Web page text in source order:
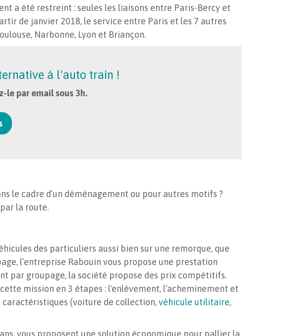
a été restreint : seules les liaisons entre Paris-Bercy et
de janvier 2018, le service entre Paris et les 7 autres
Narbonne, Lyon et Briançon.
à l'auto train !
le par email sous 3h.
le cadre d’un déménagement ou pour autres motifs ?
la route.
des particuliers aussi bien sur une remorque, que
l’entreprise Rabouin vous propose une prestation
par groupage, la société propose des prix compétitifs.
mission en 3 étapes : l'enlèvement, l’acheminement et
caractéristiques (voiture de collection,véhicule utilitaire,
vous proposent une solution économique pour pallier la